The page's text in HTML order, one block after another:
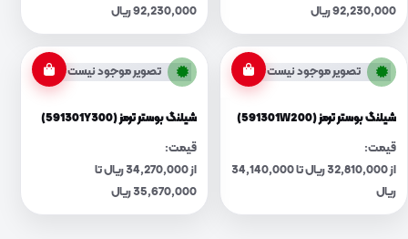
92,230,000 ریال
92,230,000 ریال
تصویر موجود نیست
شیلنگ بوستر ترمز (591301W200)
قیمت:
از 32,810,000 ریال تا 34,140,000
ریال
تصویر موجود نیست
شیلنگ بوستر ترمز (591301Y300)
قیمت:
از 34,270,000 ریال تا
35,670,000 ریال